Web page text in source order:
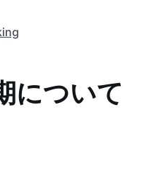
について